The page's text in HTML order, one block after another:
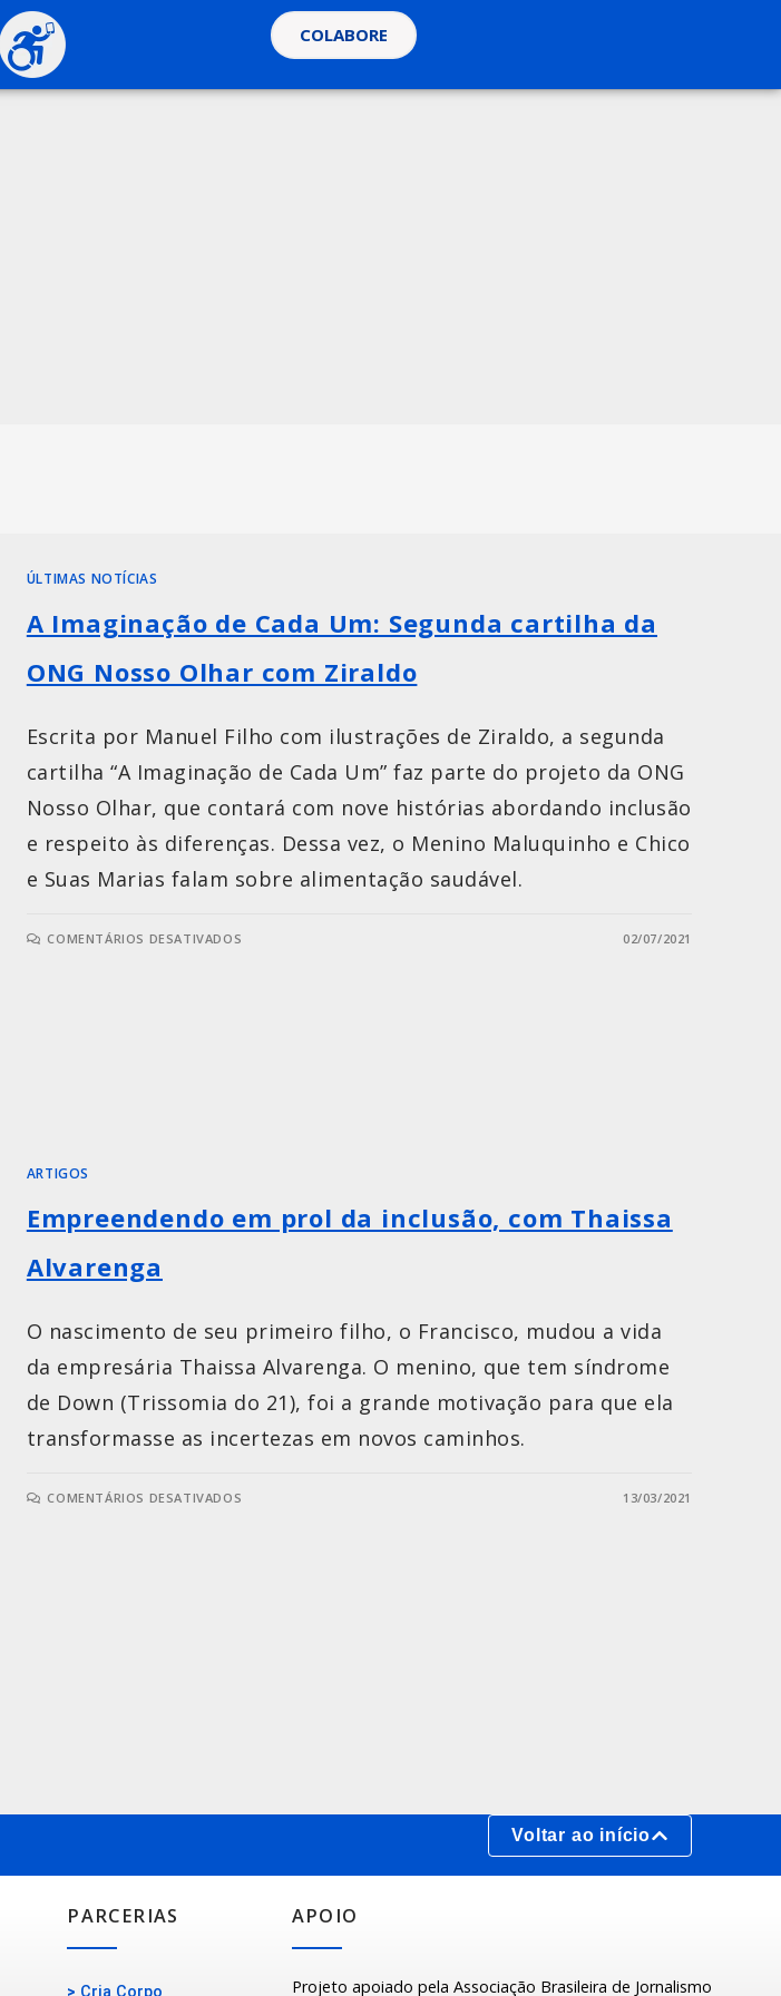
COLABORE
ÚLTIMAS NOTÍCIAS
A Imaginação de Cada Um: Segunda cartilha da
ONG Nosso Olhar com Ziraldo
Escrita por Manuel Filho com ilustrações de Ziraldo, a segunda
cartilha “A Imaginação de Cada Um” faz parte do projeto da ONG
Nosso Olhar, que contará com nove histórias abordando inclusão
e respeito às diferenças. Dessa vez, o Menino Maluquinho e Chico
e Suas Marias falam sobre alimentação saudável.
COMENTÁRIOS DESATIVADOS 02/07/2021
ARTIGOS
Empreendendo em prol da inclusão, com Thaissa
Alvarenga
O nascimento de seu primeiro filho, o Francisco, mudou a vida
da empresária Thaissa Alvarenga. O menino, que tem síndrome
de Down (Trissomia do 21), foi a grande motivação para que ela
transformasse as incertezas em novos caminhos.
COMENTÁRIOS DESATIVADOS 13/03/2021
Voltar ao início
PARCERIAS
> Cria Corpo
APOIO
Projeto apoiado pela Associação Brasileira de Jornalismo